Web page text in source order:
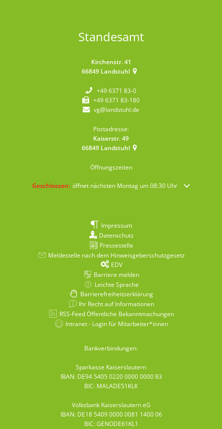
Standesamt
Kirchenstr. 41
66849 Landstuhl
+49 6371 83-0
+49 6371 83-180
vg@landstuhl.de
Postadresse:
Kaiserstr. 49
66849 Landstuhl
Öffnungszeiten
Klicken, um weitere Öffnungs- oder Schließzeiten auszublenden
Geschlossen: öffnet nächsten Montag um 08:30 Uhr
Impressum
Datenschutz
Pressestelle
Meldestelle nach dem Hinweisgeberschutzgesetz
EDV
Barriere melden
Leichte Sprache
Barrierefreiheitserklärung
Ihr Recht auf Informationen
RSS-Feed Öffentliche Bekanntmachungen
Intranet - Login für Mitarbeiter*innen
Bankverbindungen:
Sparkasse Kaiserslautern
IBAN: DE94 5405 0220 0000 0000 83
BIC: MALADE51KLK
Volksbank Kaiserslautern eG
IBAN: DE18 5409 0000 0081 1400 06
BIC: GENODE61KL1